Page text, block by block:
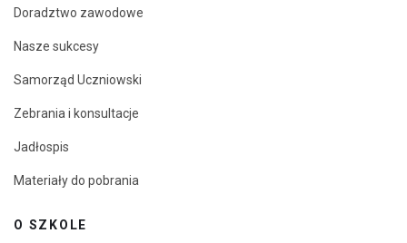
Doradztwo zawodowe
Nasze sukcesy
Samorząd Uczniowski
Zebrania i konsultacje
Jadłospis
Materiały do pobrania
O SZKOLE